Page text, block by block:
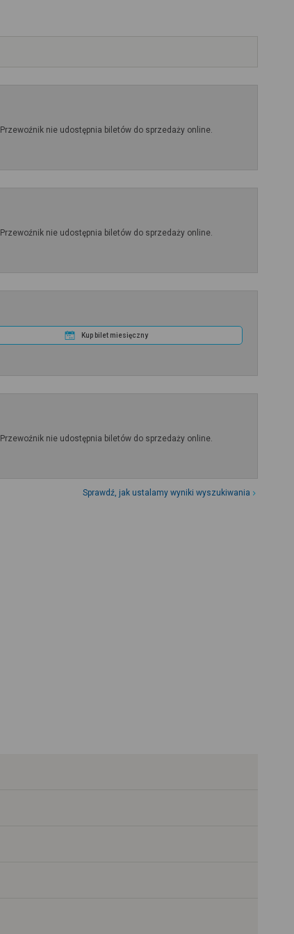
Przewoźnik nie udostępnia biletów do sprzedaży online.
Przewoźnik nie udostępnia biletów do sprzedaży online.
Kup bilet miesięczny
Przewoźnik nie udostępnia biletów do sprzedaży online.
Sprawdź, jak ustalamy wyniki wyszukiwania